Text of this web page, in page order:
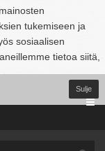
tukemiseen ja
sosiaalisen
tietoa siitä,
Sulje